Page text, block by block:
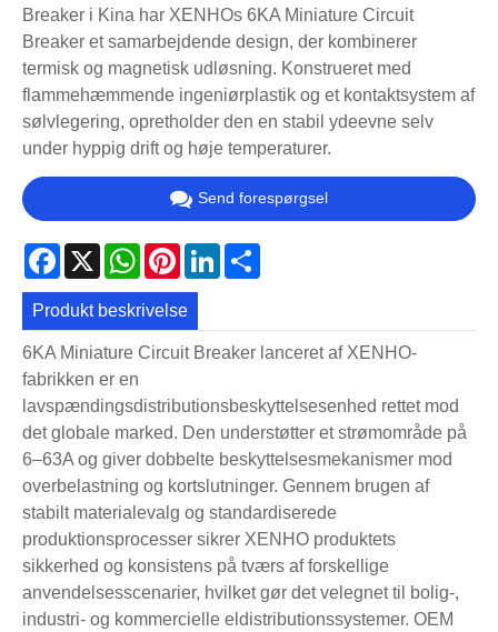
Breaker i Kina har XENHOs 6KA Miniature Circuit
Breaker et samarbejdende design, der kombinerer
termisk og magnetisk udløsning. Konstrueret med
flammehæmmende ingeniørplastik og et kontaktsystem af
sølvlegering, opretholder den en stabil ydeevne selv
under hyppig drift og høje temperaturer.
Send forespørgsel
Facebook
X WhatsApp
PinterestLinkedIn
Produkt beskrivelse
6KA Miniature Circuit Breaker lanceret af XENHO-
fabrikken er en
lavspændingsdistributionsbeskyttelsesenhed rettet mod
det globale marked. Den understøtter et strømområde på
6–63A og giver dobbelte beskyttelsesmekanismer mod
overbelastning og kortslutninger. Gennem brugen af ​​
stabilt materialevalg og standardiserede
produktionsprocesser sikrer XENHO produktets
sikkerhed og konsistens på tværs af forskellige
anvendelsesscenarier, hvilket gør det velegnet til bolig-,
industri- og kommercielle eldistributionssystemer. OEM